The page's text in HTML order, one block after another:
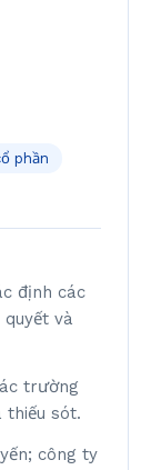
phần
định các
và
trường
thiếu sót.
công ty